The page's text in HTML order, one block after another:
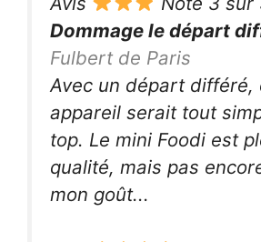
Dommage le départ
Fulbert de Paris
Avec un départ différé,
appareil serait tout
top. Le mini Foodi est
qualité, mais pas
mon goût...